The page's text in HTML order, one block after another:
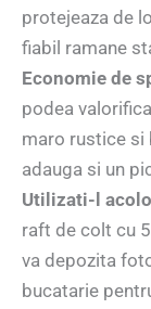
protejeaza de
fiabil ramane
Economie de
podea
maro rustice si
adauga si un
Utilizati-l
raft de colt cu
va depozita
bucatarie